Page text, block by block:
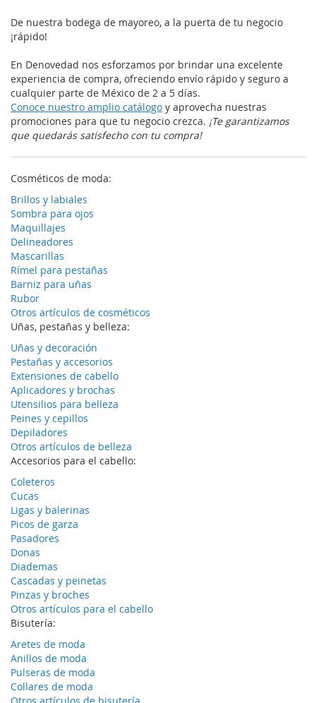
De nuestra bodega de mayoreo, a la puerta de tu negocio
¡rápido!
En Denovedad nos esforzamos por brindar una excelente
experiencia de compra, ofreciendo envío rápido y seguro a
cualquier parte de México de 2 a 5 días.
Conoce nuestro amplio catálogo y aprovecha nuestras
promociones para que tu negocio crezca. ¡Te garantizamos
que quedarás satisfecho con tu compra!
Cosméticos de moda:
Brillos y labiales
Sombra para ojos
Maquillajes
Delineadores
Mascarillas
Rímel para pestañas
Barniz para uñas
Rubor
Otros artículos de cosméticos
Uñas, pestañas y belleza:
Uñas y decoración
Pestañas y accesorios
Extensiones de cabello
Aplicadores y brochas
Utensilios para belleza
Peines y cepillos
Depiladores
Otros artículos de belleza
Accesorios para el cabello:
Coleteros
Cucas
Ligas y balerinas
Picos de garza
Pasadores
Donas
Diademas
Cascadas y peinetas
Pinzas y broches
Otros artículos para el cabello
Bisutería:
Aretes de moda
Anillos de moda
Pulseras de moda
Collares de moda